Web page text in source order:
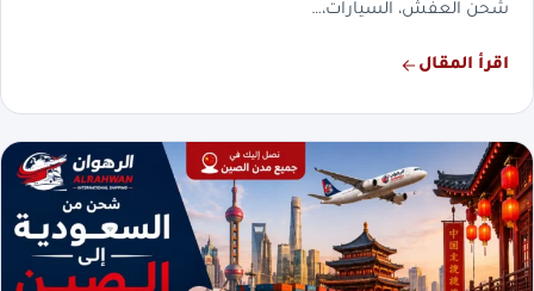
شحن العفش، السيارات،…
اقرأ المقال